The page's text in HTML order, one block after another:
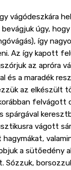
vágódeszkára
úgy,
így
Az így kapott
az apróra
és a maradék
az elkészült
felvágott
spárgával
vágott
a sütőedény
Sózzuk,